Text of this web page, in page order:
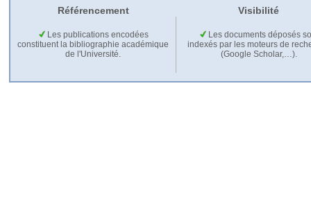
Référencement Visibilité
Les publications encodées
constituent la bibliographie académique
de l'Université.
Les documents déposés
indexés par les moteurs de
(Google Scholar,…).